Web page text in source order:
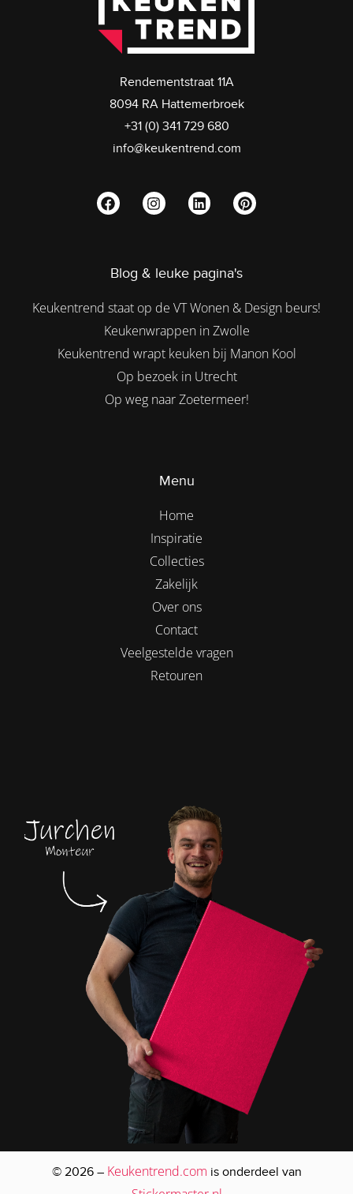
Rendementstraat 11A
8094 RA Hattemerbroek
+31 (0) 341 729 680
info@keukentrend.com
Blog & leuke pagina's
Keukentrend staat op de VT Wonen & Design beurs!
Keukenwrappen in Zwolle
Keukentrend wrapt keuken bij Manon Kool
Op bezoek in Utrecht
Op weg naar Zoetermeer!
Menu
Home
Inspiratie
Collecties
Zakelijk
Over ons
Contact
Veelgestelde vragen
Retouren
© 2026 – Keukentrend.com is onderdeel van